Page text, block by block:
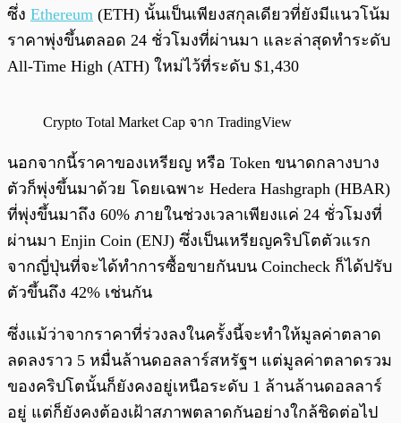
ซึ่ง Ethereum (ETH) นั้นเป็นเพียงสกุลเดียวที่ยังมีแนวโน้ม
ราคาพุ่งขึ้นตลอด 24 ชั่วโมงที่ผ่านมา และล่าสุดทำระดับ
All-Time High (ATH) ใหม่ไว้ที่ระดับ $1,430
Crypto Total Market Cap จาก TradingView
นอกจากนี้ราคาของเหรียญ หรือ Token ขนาดกลางบาง
ตัวก็พุ่งขึ้นมาด้วย โดยเฉพาะ Hedera Hashgraph (HBAR)
ที่พุ่งขึ้นมาถึง 60% ภายในช่วงเวลาเพียงแค่ 24 ชั่วโมงที่
ผ่านมา Enjin Coin (ENJ) ซึ่งเป็นเหรียญคริปโตตัวแรก
จากญี่ปุ่นที่จะได้ทำการซื้อขายกันบน Coincheck ก็ได้ปรับ
ตัวขึ้นถึง 42% เช่นกัน
ซึ่งแม้ว่าจากราคาที่ร่วงลงในครั้งนี้จะทำให้มูลค่าตลาด
ลดลงราว 5 หมื่นล้านดอลลาร์สหรัฐฯ แต่มูลค่าตลาดรวม
ของคริปโตนั้นก็ยังคงอยู่เหนือระดับ 1 ล้านล้านดอลลาร์
อยู่ แต่ก็ยังคงต้องเฝ้าสภาพตลาดกันอย่างใกล้ชิดต่อไป